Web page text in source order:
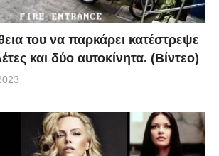
του να παρκάρει κατέστρεψε
και δύο αυτοκίνητα. (Βίντεο)